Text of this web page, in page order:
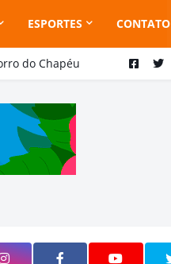
ESPORTES CONTATO
do Chapéu